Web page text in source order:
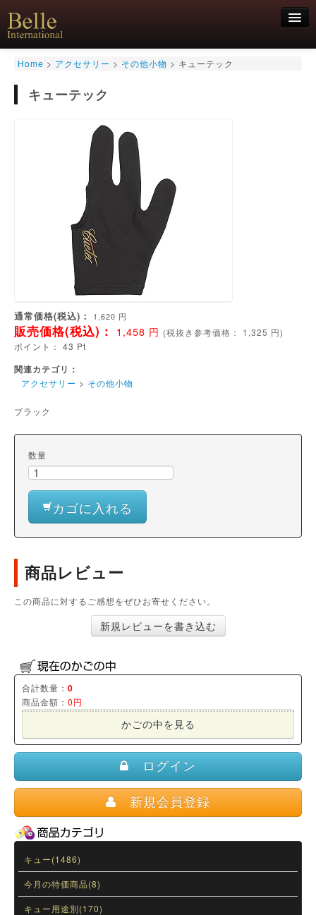
新規会員登録
Home > アクセサリー > その他小物 > キューテック
キューテック
通常価格(税込)： 1,620 円
販売価格(税込)： 1,458 円 (税抜き参考価格： 1,325 円)
ポイント： 43 Pt
関連カテゴリ：
アクセサリー > その他小物
ブラック
数量
カゴに入れる
商品レビュー
この商品に対するご感想をぜひお寄せください。
新規レビューを書き込む
合計数量： 0
商品金額： 0円
かごの中を見る
ログイン
新規会員登録
キュー(1486)
今月の特価商品(8)
キュー用途別(170)